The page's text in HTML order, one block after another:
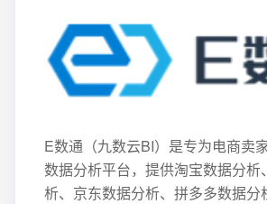
E数通（九数云BI）是专为电商卖
数据分析平台，提供淘宝数据分析
析、京东数据分析、拼多多数据分